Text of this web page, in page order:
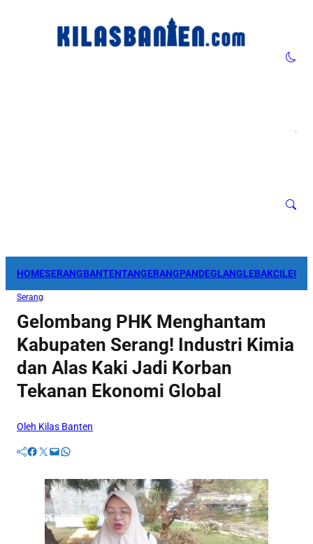
HOMESERANGBANTENTANGERANGPANDEGLANGLEBAK
Serang
Gelombang PHK Menghantam
Kabupaten Serang! Industri Kimia
dan Alas Kaki Jadi Korban
Tekanan Ekonomi Global
Oleh Kilas Banten
Facebook Twitter Mail WhatsApp